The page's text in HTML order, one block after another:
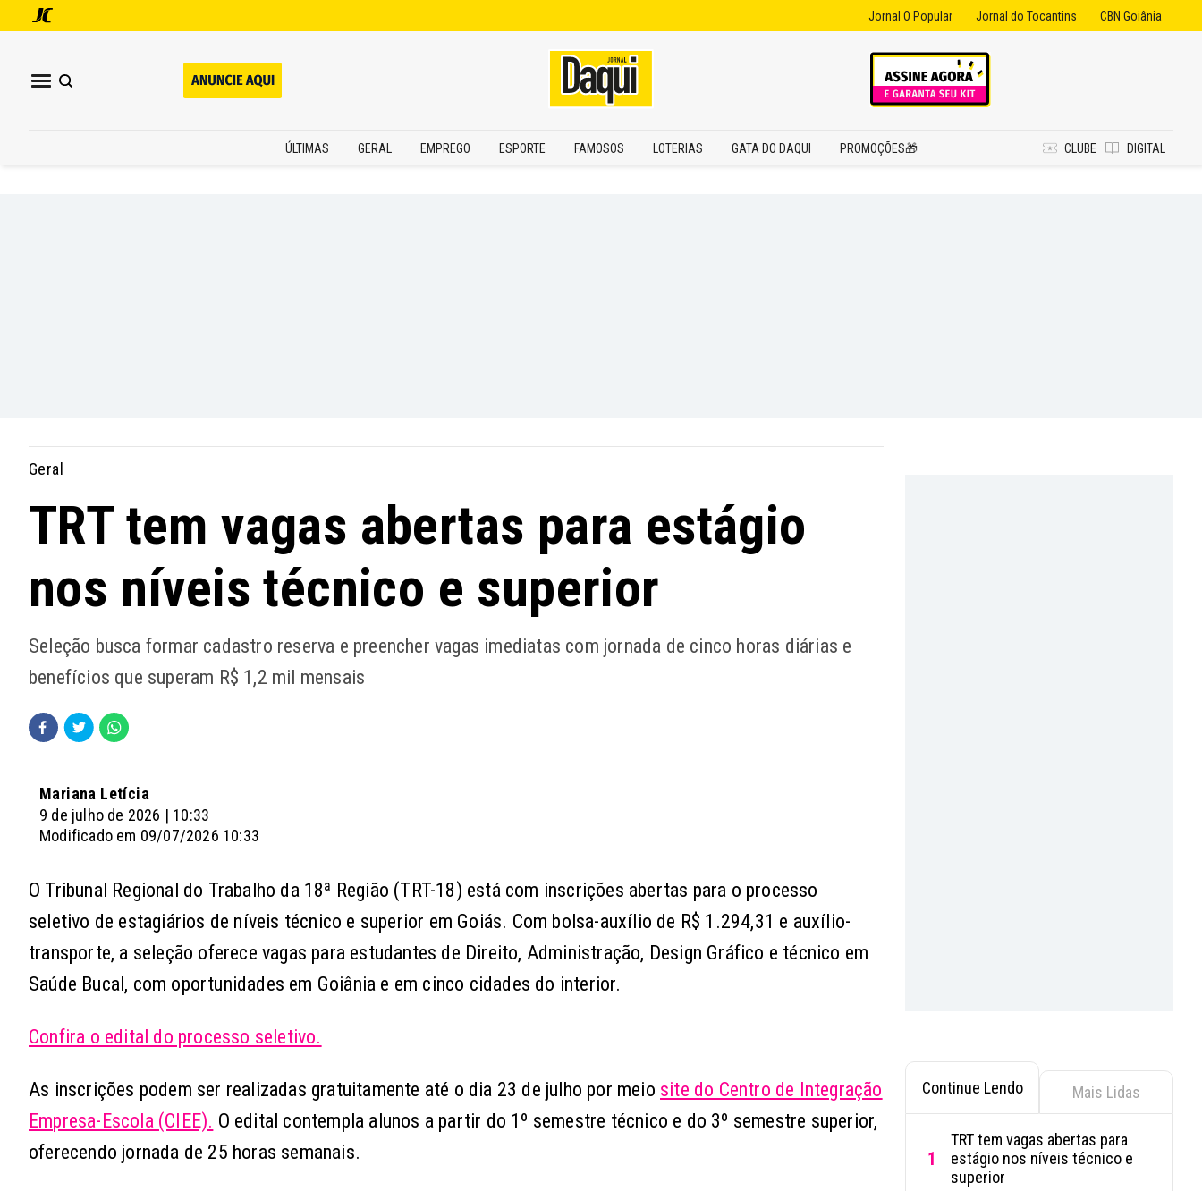
Jornal O Popular Jornal do Tocantins CBN Goiânia
ÚLTIMAS GERAL EMPREGO ESPORTE FAMOSOS LOTERIAS GATA DO DAQUI PROMOÇÕES🎁 CLUBE DIGITAL
Geral
TRT tem vagas abertas para estágio
nos níveis técnico e superior
Seleção busca formar cadastro reserva e preencher vagas imediatas com jornada de cinco horas diárias e
benefícios que superam R$ 1,2 mil mensais
Mariana Letícia
9 de julho de 2026 | 10:33
Modificado em 09/07/2026 10:33
O Tribunal Regional do Trabalho da 18ª Região (TRT-18) está com inscrições abertas para o processo
seletivo de estagiários de níveis técnico e superior em Goiás. Com bolsa-auxílio de R$ 1.294,31 e auxílio-
transporte, a seleção oferece vagas para estudantes de Direito, Administração, Design Gráfico e técnico em
Saúde Bucal, com oportunidades em Goiânia e em cinco cidades do interior.
Confira o edital do processo seletivo.
As inscrições podem ser realizadas gratuitamente até o dia 23 de julho por meio site do Centro de Integração
Empresa-Escola (CIEE). O edital contempla alunos a partir do 1º semestre técnico e do 3º semestre superior,
oferecendo jornada de 25 horas semanais.
Continue Lendo Mais Lidas
1
TRT tem vagas abertas para
estágio nos níveis técnico e
superior